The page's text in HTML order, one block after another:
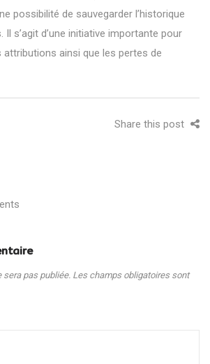
possibilité de sauvegarder l’historique
s’agit d’une initiative importante pour
attributions ainsi que les pertes de
Share this post
sera pas publiée. Les champs obligatoires sont